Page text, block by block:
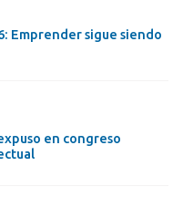
Emprender sigue siendo
en congreso